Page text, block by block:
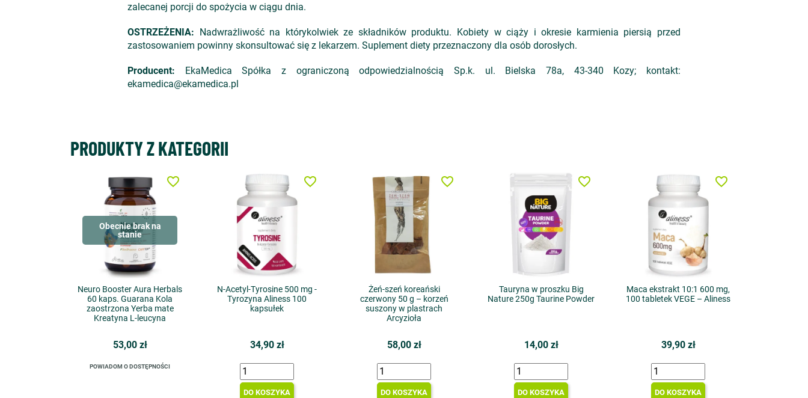
zalecanej porcji do spożycia w ciągu dnia.
OSTRZEŻENIA: Nadwrażliwość na którykolwiek ze składników produktu. Kobiety w ciąży i okresie karmienia piersią przed
zastosowaniem powinny skonsultować się z lekarzem. Suplement diety przeznaczony dla osób dorosłych.
Producent: EkaMedica Spółka z ograniczoną odpowiedzialnością Sp.k. ul. Bielska 78a, 43-340 Kozy; kontakt:
ekamedica@ekamedica.pl
PRODUKTY Z KATEGORII
Obecnie brak na
stanie
Neuro Booster Aura Herbals
60 kaps. Guarana Kola
zaostrzona Yerba mate
Kreatyna L-leucyna
53,00 zł
POWIADOM O DOSTĘPNOŚCI
favorite_border
N-Acetyl-Tyrosine 500 mg -
Tyrozyna Aliness 100
kapsułek
34,90 zł
DO KOSZYKA
favorite_border
Żeń-szeń koreański
czerwony 50 g – korzeń
suszony w plastrach
Arcyzioła
58,00 zł
DO KOSZYKA
favorite_border
Tauryna w proszku Big
Nature 250g Taurine Powder
14,00 zł
DO KOSZYKA
favorite_border
Maca ekstrakt 10:1 600 mg,
100 tabletek VEGE – Aliness
39,90 zł
DO KOSZYKA
favorite_border